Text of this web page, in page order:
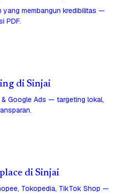
yang membangun kredibilitas —
PDF.
di Sinjai
Google Ads — targeting lokal,
di Sinjai
Tokopedia, TikTok Shop —